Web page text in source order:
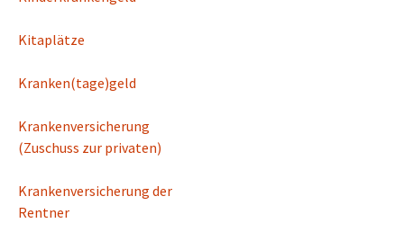
Kitaplätze
Kranken(tage)geld
Krankenversicherung
(Zuschuss zur privaten)
Krankenversicherung der
Rentner